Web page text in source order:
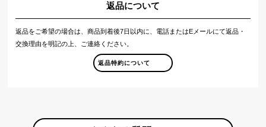
返品について
返品をご希望の場合は、商品到着後7日以内に、電話またはEメールにて返品・
交換理由を明記の上、ご連絡ください。
返品特約について